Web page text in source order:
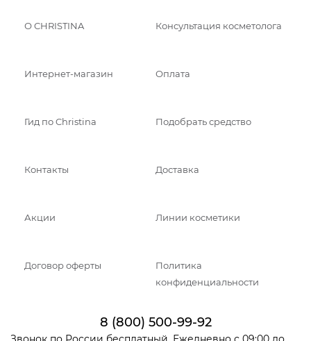
О CHRISTINA Консультация косметолога
Интернет-магазин Оплата
Гид по Christina Подобрать средство
Контакты Доставка
Акции Линии косметики
Договор оферты
Политика
конфиденциальности
8 (800) 500-99-92